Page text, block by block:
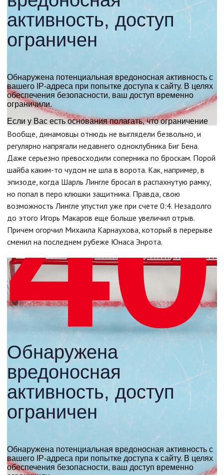
Вообще, динамовцы отнюдь не выглядели безвольно, и
регулярно напрягали недавнего одноклубника Биг Бена.
Даже серьезно превосходили соперника по броскам. Порой
шайба каким-то чудом не шла в ворота. Как, например, в
эпизоде, когда Шарль Лингле бросал в распахнутую рамку,
но попал в перо клюшки защитника. Правда, свою
возможность Лингле упустил уже при счете 0:4. Незадолго
до этого Игорь Макаров еще больше увеличил отрыв.
Причем огорчил Михаила Карнаухова, который в перерыве
сменил на последнем рубеже Юнаса Энрота.